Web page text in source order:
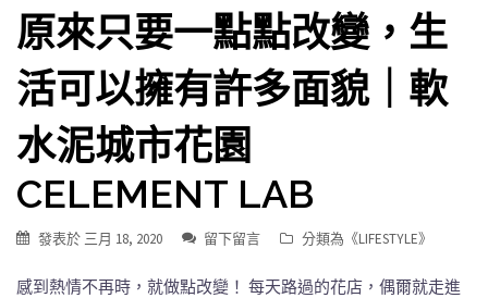
原來只要一點點改變，生
活可以擁有許多面貌｜軟
水泥城市花園
CELEMENT LAB
發表於 三月 18, 2020 留下留言 分類為《LIFESTYLE》
感到熱情不再時，就做點改變！ 每天路過的花店，偶爾就走進